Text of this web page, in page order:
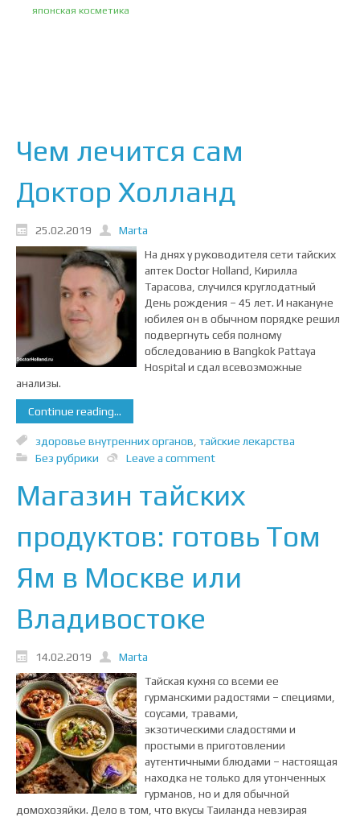
японская косметика
Чем лечится сам
Доктор Холланд
25.02.2019
Marta
На днях у руководителя сети тайских
аптек Doctor Holland, Кирилла
Тарасова, случился круглодатный
День рождения – 45 лет. И накануне
юбилея он в обычном порядке решил
подвергнуть себя полному
обследованию в Bangkok Pattaya
Hospital и сдал всевозможные
анализы.
Continue reading...
здоровье внутренних органов тайские лекарства
Без рубрики
Leave a comment
Магазин тайских
продуктов: готовь Том
Ям в Москве или
Владивостоке
14.02.2019
Marta
Тайская кухня со всеми ее
гурманскими радостями – специями,
соусами, травами,
экзотическими сладостями и
простыми в приготовлении
аутентичными блюдами – настоящая
находка не только для утонченных
гурманов, но и для обычной
домохозяйки. Дело в том, что вкусы Таиланда невзирая